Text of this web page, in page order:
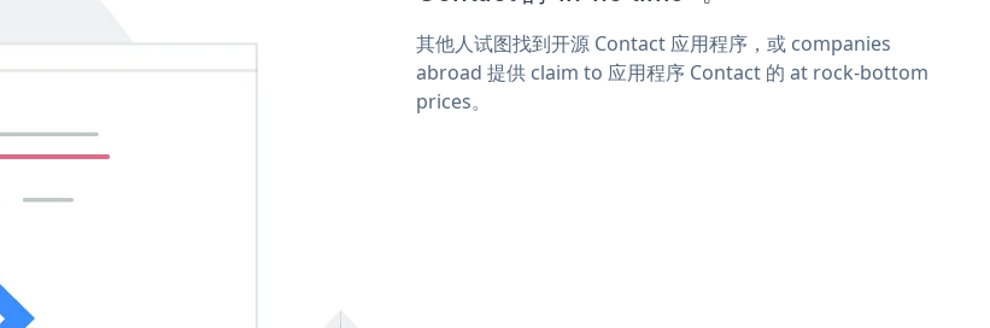
其他人试图找到开源 Contact 应用程序，或 companies
abroad 提供 claim to 应用程序 Contact 的 at rock-bottom
prices。